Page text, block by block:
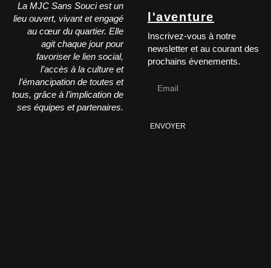
La MJC Sans Souci est un
lieu ouvert, vivant et engagé
au cœur du quartier. Elle
agit chaque jour pour
favoriser le lien social,
l’accès à la culture et
l’émancipation de toutes et
tous, grâce à l’implication de
ses équipes et partenaires.
l'aventure
Inscrivez-vous à notre
newsletter et au courant des
prochains évenements.
ENVOYER